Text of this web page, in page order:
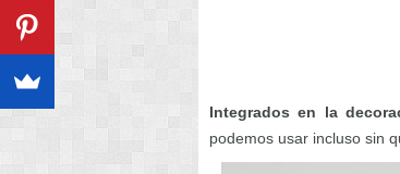
Integrados en la
podemos usar incluso sin